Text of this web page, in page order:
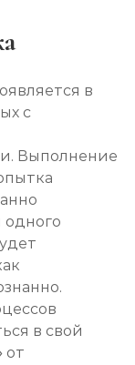
в
с
Выполнение
одного
в свой
от